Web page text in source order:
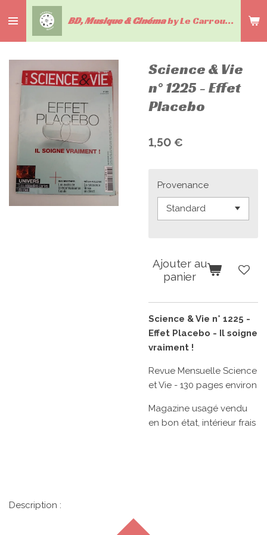
au
contenu
BD, Musique & Cinémaby Le Carrousel du livre
Science & Vie
n° 1225 - Effet
Placebo
1,50 €
Provenance
Ajouter au
panier
Science & Vie n° 1225 -
Effet Placebo - Il soigne
vraiment !
Revue Mensuelle Science
et Vie - 130 pages environ
Magazine usagé vendu
en bon état, intérieur frais
Description :